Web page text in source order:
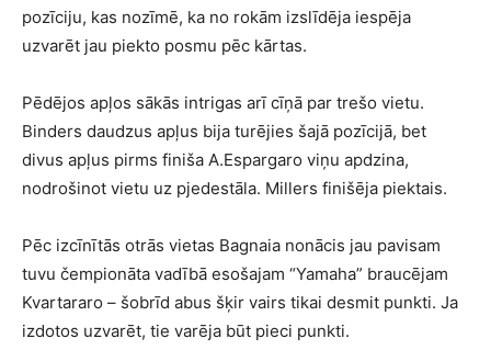
pozīciju, kas nozīmē, ka no rokām izslīdēja iespēja
uzvarēt jau piekto posmu pēc kārtas.
Pēdējos apļos sākās intrigas arī cīņā par trešo vietu.
Binders daudzus apļus bija turējies šajā pozīcijā, bet
divus apļus pirms finiša A.Espargaro viņu apdzina,
nodrošinot vietu uz pjedestāla. Millers finišēja piektais.
Pēc izcīnītās otrās vietas Bagnaia nonācis jau pavisam
tuvu čempionāta vadībā esošajam “Yamaha” braucējam
Kvartararo – šobrīd abus šķir vairs tikai desmit punkti. Ja
izdotos uzvarēt, tie varēja būt pieci punkti.